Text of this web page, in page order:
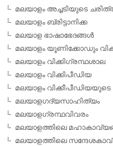
മലയാളം അച്ചടിയുടെ
മലയാളം ബ്രിട്ടാനിക്ക
മലയാള ഭാഷാഭേദങ്ങള്‍
മലയാളം യൂണിക്കോഡും
മലയാളം വിക്കിഗ്രന്ഥശാല
മലയാളം വിക്കിപീഡിയ
മലയാളം
മലയാളഗദ്യസാഹിത്യം
മലയാളഗ്രന്ഥവിവരം
മലയാളത്തിലെ
മലയാളത്തിലെ